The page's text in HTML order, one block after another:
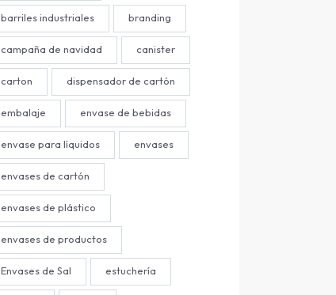
barriles industriales branding
campaña de navidad canister
carton dispensador de cartón
embalaje envase de bebidas
envase para líquidos envases
envases de cartón
envases de plástico
envases de productos
Envases de Sal estuchería